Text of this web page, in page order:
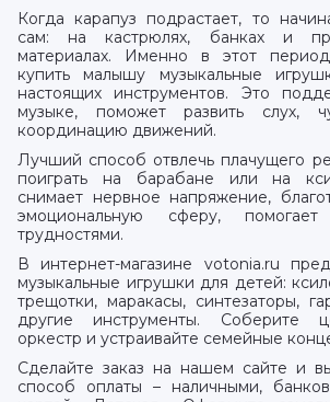
Когда карапуз подрастает, то
сам: на кастрюлях, банках и
материалах. Именно в этот
купить малышу музыкальные
настоящих инструментов. Это
музыке, поможет развить слух,
координацию движений.
Лучший способ отвлечь плачущего
поиграть на барабане или на
снимает нервное напряжение,
эмоциональную сферу,
трудностями.
В интернет-магазине votonia.ru
музыкальные игрушки для детей:
трещотки, маракасы, синтезаторы,
другие инструменты. Соберите
оркестр и устраивайте семейные
Сделайте заказ на нашем сайте и
способ оплаты – наличными,